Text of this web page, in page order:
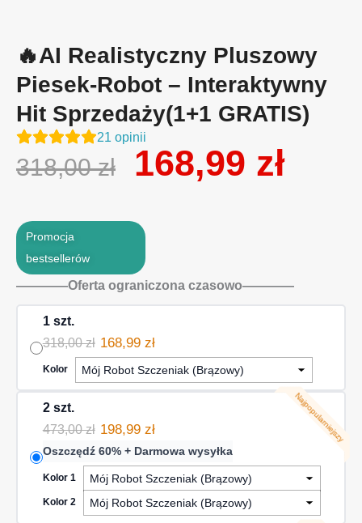
🔥AI Realistyczny Pluszowy
Piesek-Robot – Interaktywny
Hit Sprzedaży(1+1 GRATIS)
21 opinii
318,00zł
Pierwotna
cena
318,00 zł.
168,99 zł
Promocja
bestsellerów
————Oferta ograniczona czasowo————
1 szt.
318,00 zł 168,99 zł
Kolor
Najpopularniejszy
2 szt.
473,00 zł 198,99 zł
Oszczędź 60% + Darmowa wysyłka
Kolor 1
Kolor 2